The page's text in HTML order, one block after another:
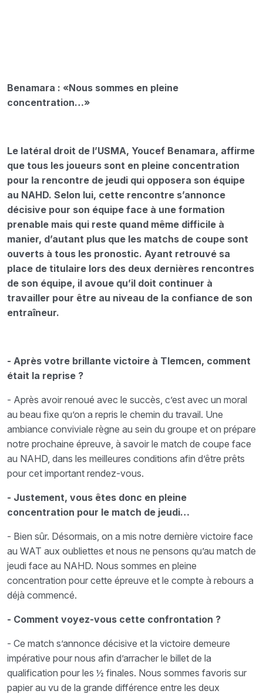
Benamara : «Nous sommes en pleine
concentration…»
Le latéral droit de l’USMA, Youcef Benamara, affirme
que tous les joueurs sont en pleine concentration
pour la rencontre de jeudi qui opposera son équipe
au NAHD. Selon lui, cette rencontre s’annonce
décisive pour son équipe face à une formation
prenable mais qui reste quand même difficile à
manier, d’autant plus que les matchs de coupe sont
ouverts à tous les pronostic. Ayant retrouvé sa
place de titulaire lors des deux dernières rencontres
de son équipe, il avoue qu’il doit continuer à
travailler pour être au niveau de la confiance de son
entraîneur.
- Après votre brillante victoire à Tlemcen, comment
était la reprise ?
- Après avoir renoué avec le succès, c’est avec un moral
au beau fixe qu’on a repris le chemin du travail. Une
ambiance conviviale règne au sein du groupe et on prépare
notre prochaine épreuve, à savoir le match de coupe face
au NAHD, dans les meilleures conditions afin d’être prêts
pour cet important rendez-vous.
- Justement, vous êtes donc en pleine
concentration pour le match de jeudi…
- Bien sûr. Désormais, on a mis notre dernière victoire face
au WAT aux oubliettes et nous ne pensons qu’au match de
jeudi face au NAHD. Nous sommes en pleine
concentration pour cette épreuve et le compte à rebours a
déjà commencé.
- Comment voyez-vous cette confrontation ?
- Ce match s’annonce décisive et la victoire demeure
impérative pour nous afin d’arracher le billet de la
qualification pour les ½ finales. Nous sommes favoris sur
papier au vu de la grande différence entre les deux